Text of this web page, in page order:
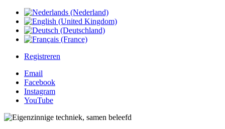
Registreren
Email
Facebook
Instagram
YouTube